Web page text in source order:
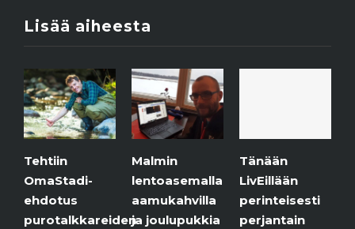
Lisää aiheesta
Malmin
lentoasemalla
aamukahvilla
ja joulupukkia
Tänään
LivEillään
perinteisesti
perjantain
6.12.2018